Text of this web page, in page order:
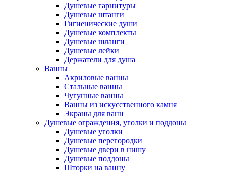
Душевые гарнитуры
Душевые штанги
Гигиенические души
Душевые комплекты
Душевые шланги
Душевые лейки
Держатели для душа
Ванны
Акриловые ванны
Стальные ванны
Чугунные ванны
Ванны из искусственного камня
Экраны для ванн
Душевые ограждения, уголки и поддоны
Душевые уголки
Душевые перегородки
Душевые двери в нишу
Душевые поддоны
Шторки на ванну